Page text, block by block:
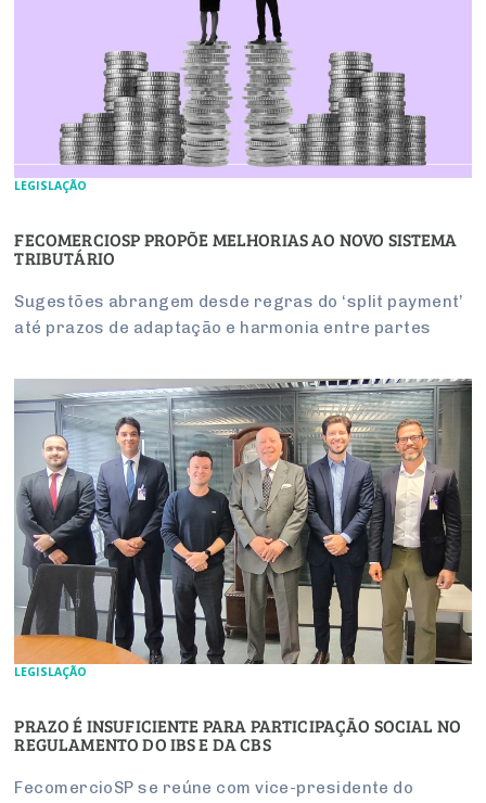
LEGISLAÇÃO
FECOMERCIOSP PROPÕE MELHORIAS AO NOVO SISTEMA
TRIBUTÁRIO
Sugestões abrangem desde regras do ‘split payment’
até prazos de adaptação e harmonia entre partes
LEGISLAÇÃO
PRAZO É INSUFICIENTE PARA PARTICIPAÇÃO SOCIAL NO
REGULAMENTO DO IBS E DA CBS
FecomercioSP se reúne com vice-presidente do